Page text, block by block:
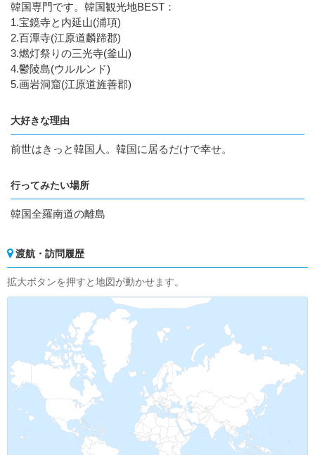
韓国専門です。韓国観光地BEST：
1.宝鏡寺と内延山(浦項)
2.百潭寺(江原道麟蹄郡)
3.燃灯祭りの三光寺(釜山)
4.鬱陵島(ウルルンド)
5.画岩洞窟(江原道旌善郡)
大好きな理由
前世はきっと韓国人。韓国に居るだけで幸せ。
行ってみたい場所
韓国全羅南道の離島
渡航・訪問履歴
拡大ボタンを押すと地図が動かせます。